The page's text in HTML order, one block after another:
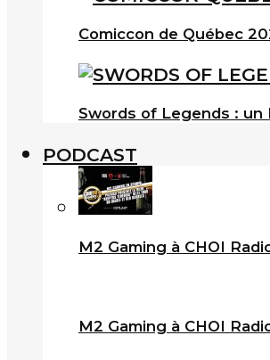
Comiccon de Québec
Swords of Legends : un
PODCAST
M2 Gaming à CHOI
M2 Gaming à CHOI